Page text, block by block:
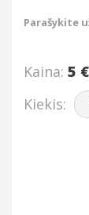
Parašykite
Kaina: 5 €
Kiekis: